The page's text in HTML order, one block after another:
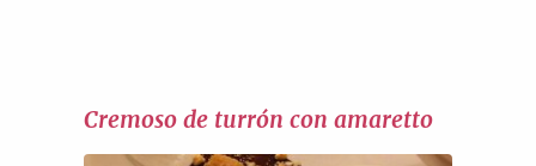
Cremoso de turrón con amaretto